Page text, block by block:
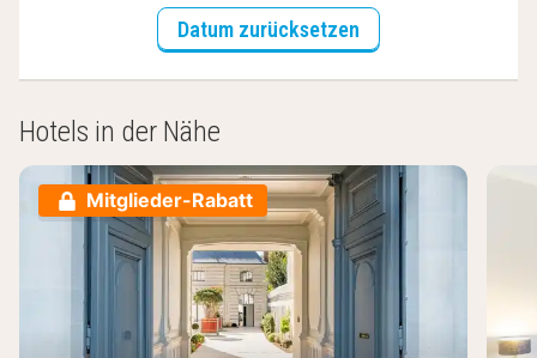
Datum zurücksetzen
Hotels in der Nähe
Mitglieder-Rabatt